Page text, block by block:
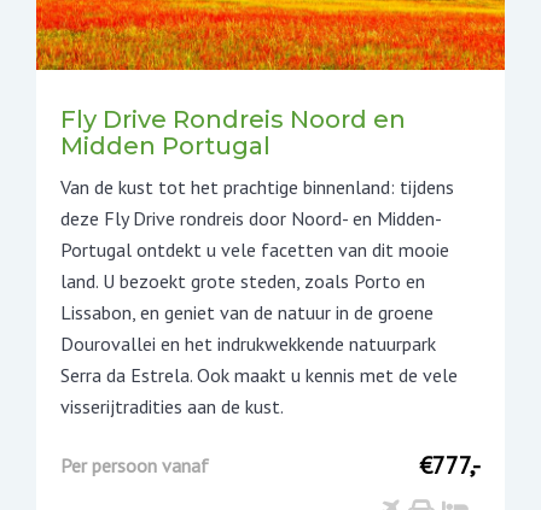
Fly Drive Rondreis Noord en
Midden Portugal
Van de kust tot het prachtige binnenland: tijdens
deze Fly Drive rondreis door Noord- en Midden-
Portugal ontdekt u vele facetten van dit mooie
land. U bezoekt grote steden, zoals Porto en
Lissabon, en geniet van de natuur in de groene
Dourovallei en het indrukwekkende natuurpark
Serra da Estrela. Ook maakt u kennis met de vele
visserijtradities aan de kust.
Per persoon vanaf €777,-